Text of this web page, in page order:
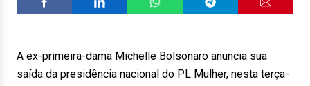
A ex-primeira-dama Michelle Bolsonaro anuncia sua
saída da presidência nacional do PL Mulher, nesta terça-